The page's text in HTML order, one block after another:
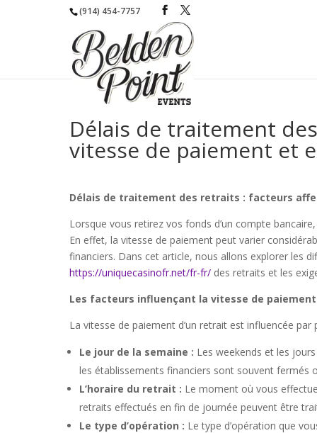
(914) 454-7757
Délais de traitement
vitesse de paiement et
Délais de traitement des retraits : facteurs
Lorsque vous retirez vos fonds d’un compte
En effet, la vitesse de paiement peut varier
financiers. Dans cet article, nous allons explorer les
https://uniquecasinofr.net/fr-fr/ des retraits et les
Les facteurs influençant la vitesse de paiement
La vitesse de paiement d’un retrait est influencée
Le jour de la semaine : Les weekends et les
les établissements financiers sont souvent fermés
L’horaire du retrait : Le moment où vous
retraits effectués en fin de journée peuvent être
Le type d’opération : Le type d’opération que